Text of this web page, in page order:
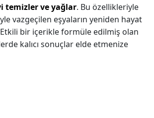
temizler ve yağlar. Bu özellikleriyle
vazgeçilen eşyaların yeniden hayat
Etkili bir içerikle formüle edilmiş olan
kalıcı sonuçlar elde etmenize